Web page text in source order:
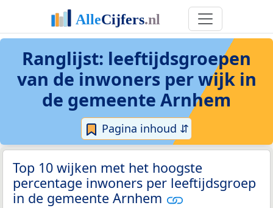
Ranglijst: leeftijdsgroepen
van de inwoners per wijk in
de gemeente Arnhem
Pagina inhoud ⇵
Top 10 wijken met het hoogste
percentage inwoners per leeftijdsgroep
in de gemeente Arnhem